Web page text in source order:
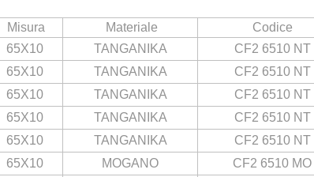
Misura Materiale Codice
65X10
TANGANIKA CF2 6510 NT
65X10
TANGANIKA CF2 6510 NT
65X10
TANGANIKA CF2 6510 NT
65X10
TANGANIKA CF2 6510 NT
65X10
TANGANIKA CF2 6510 NT
65X10
MOGANO CF2 6510 MO